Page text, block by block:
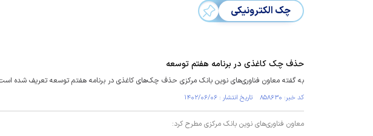
چک الکترونیکی
حذف چک کاغذی در برنامه هفتم توسعه
به گفته معاون فناوری‌های نوین بانک مرکزی حذف چک‌های کاغذی در برنامه هفتم توسعه تعریف شده
کد خبر: ۸۵۸۶۳۰ تاریخ انتشار : ۱۴۰۲/۰۶/۰۶
معاون فناوری‌های نوین بانک مرکزی مطرح کرد: